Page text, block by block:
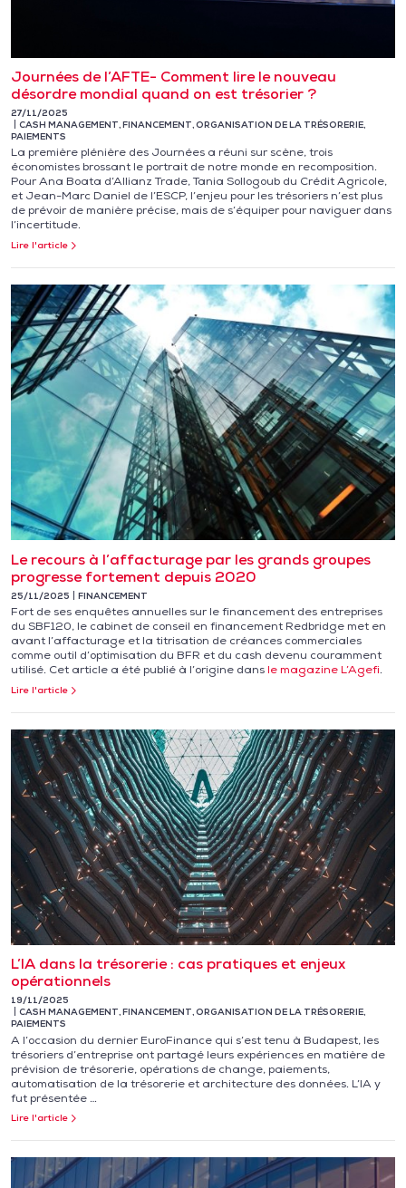
Journées de l’AFTE- Comment lire le nouveau
désordre mondial quand on est trésorier ?
27/11/2025
CASH MANAGEMENT,FINANCEMENT,ORGANISATION DE LA TRÉSORERIE,
PAIEMENTS
La première plénière des Journées a réuni sur scène, trois
économistes brossant le portrait de notre monde en recomposition.
Pour Ana Boata d’Allianz Trade, Tania Sollogoub du Crédit Agricole,
et Jean-Marc Daniel de l’ESCP, l’enjeu pour les trésoriers n’est plus
de prévoir de manière précise, mais de s’équiper pour naviguer dans
l’incertitude.
Lire l'article
Le recours à l’affacturage par les grands groupes
progresse fortement depuis 2020
25/11/2025 FINANCEMENT
Fort de ses enquêtes annuelles sur le financement des entreprises
du SBF120, le cabinet de conseil en financement Redbridge met en
avant l’affacturage et la titrisation de créances commerciales
comme outil d’optimisation du BFR et du cash devenu couramment
utilisé. Cet article a été publié à l’origine dansle magazine L’Agefi.
Lire l'article
L’IA dans la trésorerie : cas pratiques et enjeux
opérationnels
19/11/2025
CASH MANAGEMENT,FINANCEMENT,ORGANISATION DE LA TRÉSORERIE,
PAIEMENTS
A l’occasion du dernier EuroFinance qui s’est tenu à Budapest, les
trésoriers d’entreprise ont partagé leurs expériences en matière de
prévision de trésorerie, opérations de change, paiements,
automatisation de la trésorerie et architecture des données. L’IA y
fut présentée …
Lire l'article